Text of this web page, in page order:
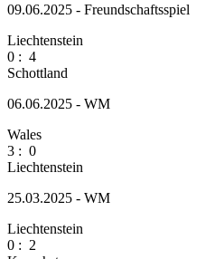
09.06.2025 - Freundschaftsspiel
Liechtenstein
0 : 4
Schottland
06.06.2025 - WM
Wales
3 : 0
Liechtenstein
25.03.2025 - WM
Liechtenstein
0 : 2